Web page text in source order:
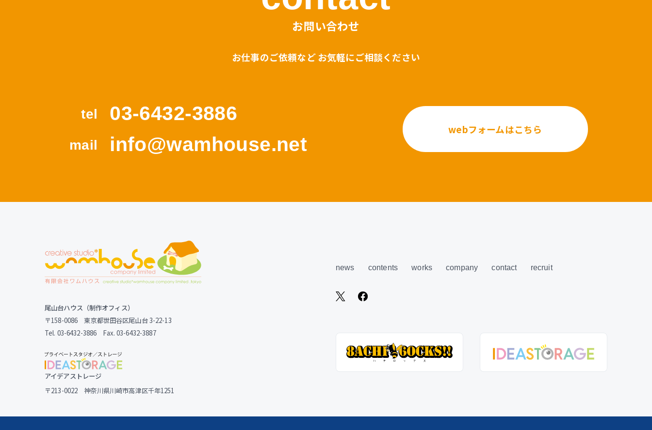
お問い合わせ
お仕事のご依頼など お気軽にご相談ください
tel 03-6432-3886
mail info@wamhouse.net
webフォームはこちら
尾山台ハウス（制作オフィス）
〒158-0086 東京都世田谷区尾山台 3-22-13
Tel. 03-6432-3886 Fax. 03-6432-3887
アイデアストレージ
〒213-0022 神奈川県川崎市高津区千年1251
news contents works company contact recruit